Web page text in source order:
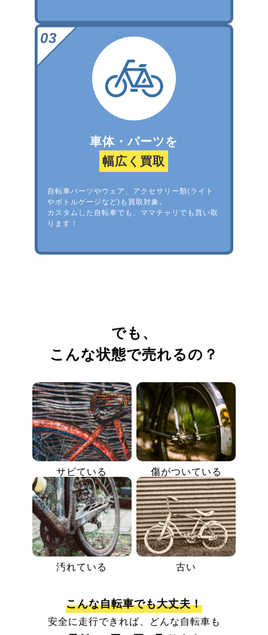
車体・パーツを
幅広く買取
自転車パーツやウェア、アクセサリー類(ライト
やボトルゲージなど)も買取対象。
カスタムした自転車でも、ママチャリでも買い取
ります！
でも、
こんな状態で売れるの？
サビている 傷がついている
汚れている 古い
こんな自転車でも大丈夫！
安全に走行できれば、どんな自転車も